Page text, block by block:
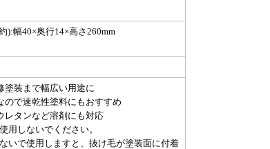
):幅40×奥行14×高さ260mm
塗装まで幅広い用途に
ので速乾性塗料にもおすすめ
レタンなど溶剤にも対応
用しないでください。
いで使用しますと、抜け毛が塗装面に付着